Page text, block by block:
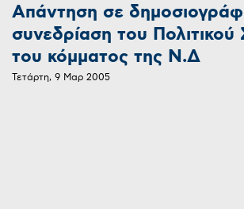
Απάντηση σε
συνεδρίαση του
του κόμματος της Ν.Δ
Τετάρτη, 9 Μαρ 2005